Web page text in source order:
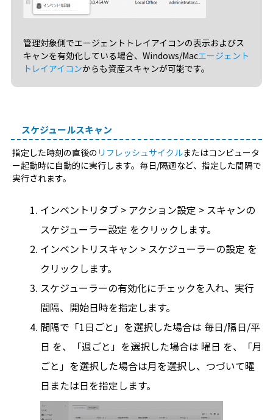
管理対象側でエージェントトレイアイコンの表示およびス
キャンを有効化している場合、Windows/Macエージェント
トレイアイコンからも資産スキャンが可能です。
スケジュールスキャン
指定した時刻の直後の リフレッシュサイクルまたはコンピュータ
ー起動時に自動的に実行します。毎日/隔週など、指定した間隔で
実行されます。
インベントリタブ > アクション設定 > スキャンの
スケジューラー設定 をクリックします。
インベントリスキャン > スケジューラーの設定 を
クリックします。
スケジューラーの有効化にチェックを入れ、実行
間隔、開始日時を指定します。
間隔で「1日ごと」を選択した場合は 毎日/隔日/平
日 を、「週ごと」を選択した場合は 曜日 を、「月
ごと」を選択した場合は月を選択し、つづいて曜
日または日を指定します。